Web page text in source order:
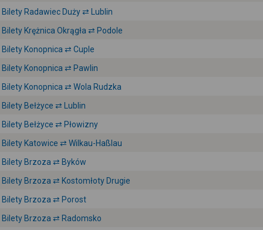
Bilety Radawiec Duży ⇄ Lublin
Bilety Krężnica Okrągła ⇄ Podole
Bilety Konopnica ⇄ Cuple
Bilety Konopnica ⇄ Pawlin
Bilety Konopnica ⇄ Wola Rudzka
Bilety Bełżyce ⇄ Lublin
Bilety Bełżyce ⇄ Płowizny
Bilety Katowice ⇄ Wilkau-Haßlau
Bilety Brzoza ⇄ Byków
Bilety Brzoza ⇄ Kostomłoty Drugie
Bilety Brzoza ⇄ Porost
Bilety Brzoza ⇄ Radomsko